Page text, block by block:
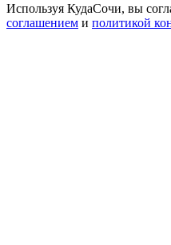
Используя КудаСочи, вы
соглашением и политикой